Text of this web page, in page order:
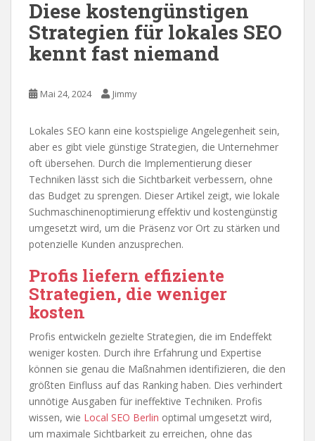
Diese kostengünstigen
Strategien für lokales SEO
kennt fast niemand
Mai 24, 2024 Jimmy
Lokales SEO kann eine kostspielige Angelegenheit sein,
aber es gibt viele günstige Strategien, die Unternehmer
oft übersehen. Durch die Implementierung dieser
Techniken lässt sich die Sichtbarkeit verbessern, ohne
das Budget zu sprengen. Dieser Artikel zeigt, wie lokale
Suchmaschinenoptimierung effektiv und kostengünstig
umgesetzt wird, um die Präsenz vor Ort zu stärken und
potenzielle Kunden anzusprechen.
Profis liefern effiziente
Strategien, die weniger
kosten
Profis entwickeln gezielte Strategien, die im Endeffekt
weniger kosten. Durch ihre Erfahrung und Expertise
können sie genau die Maßnahmen identifizieren, die den
größten Einfluss auf das Ranking haben. Dies verhindert
unnötige Ausgaben für ineffektive Techniken. Profis
wissen, wie Local SEO Berlin optimal umgesetzt wird,
um maximale Sichtbarkeit zu erreichen, ohne das